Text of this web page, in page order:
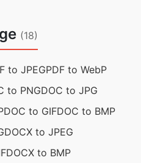
(18)
to JPEGPDF to WebP
to PNGDOC to JPG
DOC to GIFDOC to BMP
DOCX to JPEG
DOCX to BMP